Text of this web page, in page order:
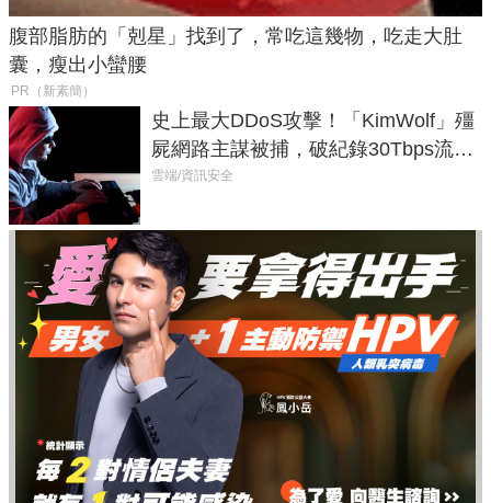
腹部脂肪的「剋星」找到了，常吃這幾物，吃走大肚
囊，瘦出小蠻腰
PR（新素簡）
史上最大DDoS攻擊！「KimWolf」殭
屍網路主謀被捕，破紀錄30Tbps流量
癱瘓全球！
雲端/資訊安全